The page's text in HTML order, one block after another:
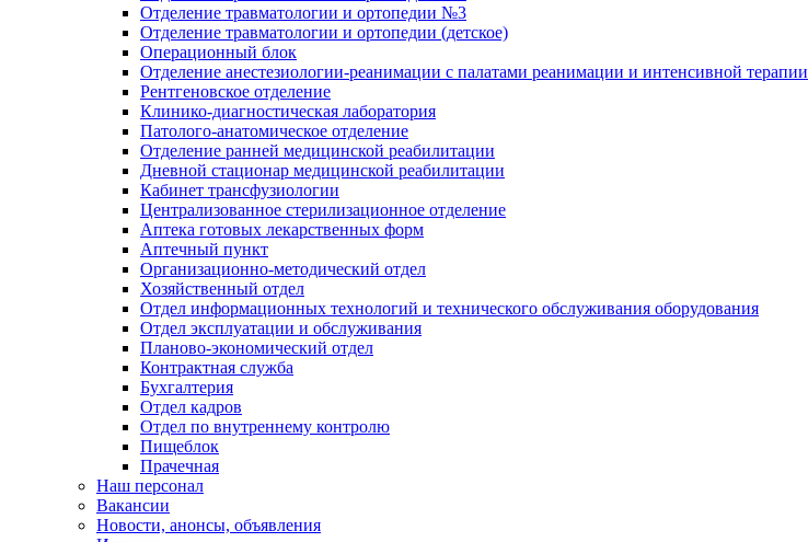
Отделение травматологии и ортопедии №3
Отделение травматологии и ортопедии (детское)
Операционный блок
Отделение анестезиологии-реанимации с палатами реанимации и интенсивной терапии
Рентгеновское отделение
Клинико-диагностическая лаборатория
Патолого-анатомическое отделение
Отделение ранней медицинской реабилитации
Дневной стационар медицинской реабилитации
Кабинет трансфузиологии
Централизованное стерилизационное отделение
Аптека готовых лекарственных форм
Аптечный пункт
Организационно-методический отдел
Хозяйственный отдел
Отдел информационных технологий и технического обслуживания оборудования
Отдел эксплуатации и обслуживания
Планово-экономический отдел
Контрактная служба
Бухгалтерия
Отдел кадров
Отдел по внутреннему контролю
Пищеблок
Прачечная
Наш персонал
Вакансии
Новости, анонсы, объявления